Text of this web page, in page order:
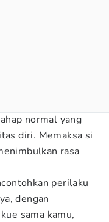
normal yang
diri. Memaksa si
rasa
perilaku
dengan
sama kamu,